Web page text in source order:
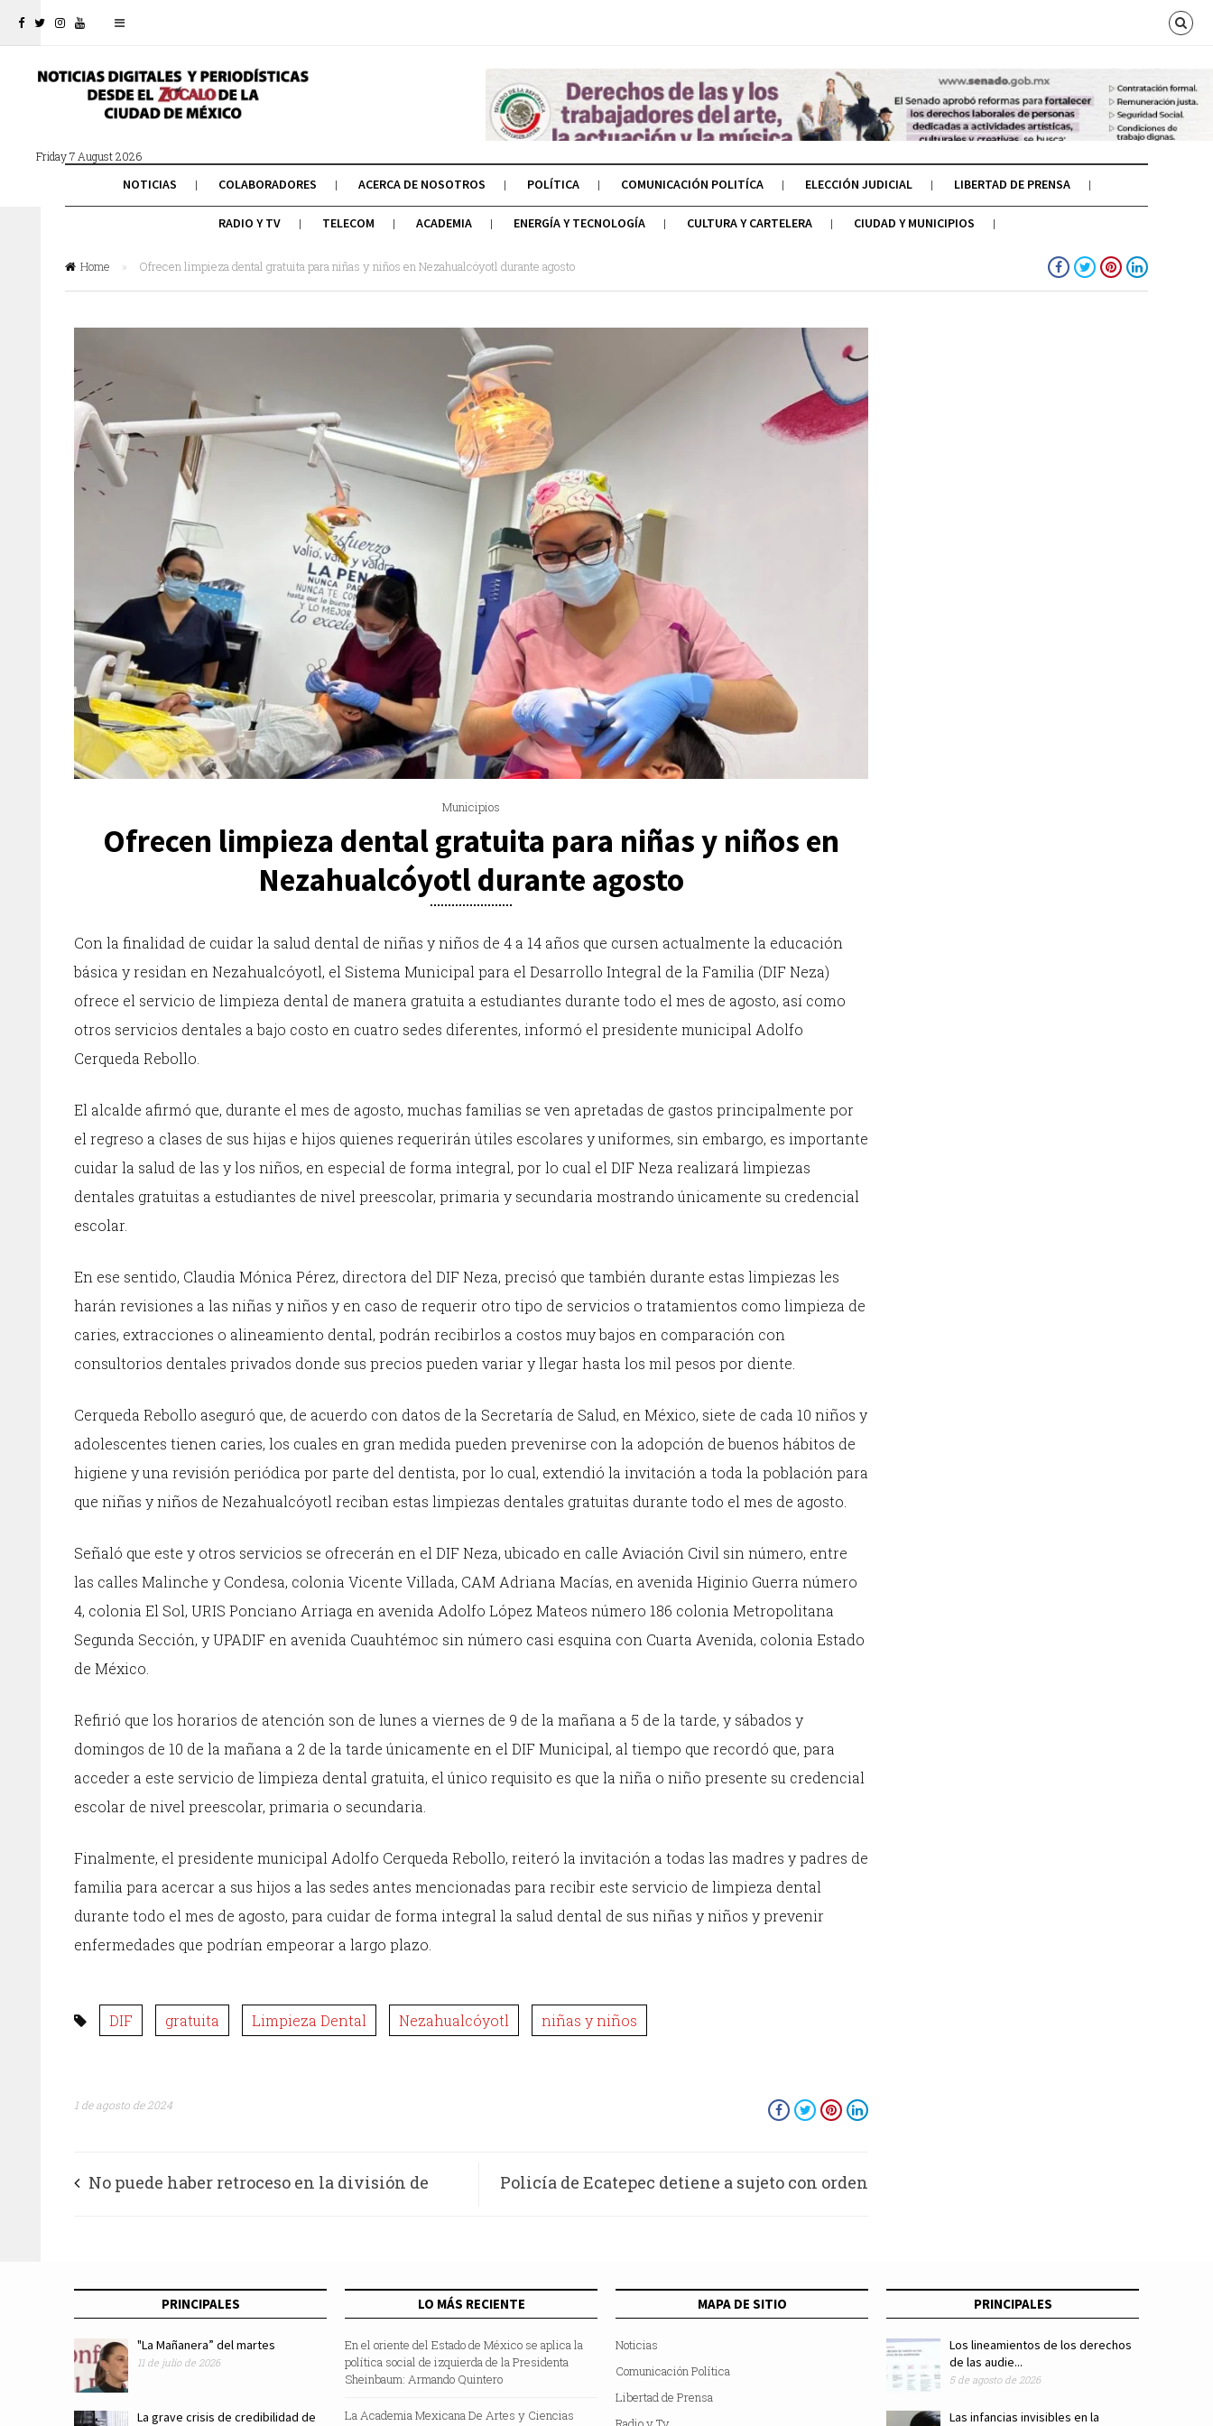
Friday 7 August 2026
NOTICIAS COLABORADORES ACERCA DE NOSOTROS POLÍTICA COMUNICACIÓN POLITÍCA ELECCIÓN JUDICIAL LIBERTAD DE PRENSA
RADIO Y TV TELECOM ACADEMIA ENERGÍA Y TECNOLOGÍA CULTURA Y CARTELERA CIUDAD Y MUNICIPIOS
Home » Ofrecen limpieza dental gratuita para niñas y niños en Nezahualcóyotl durante agosto
Municipios
Ofrecen limpieza dental gratuita para niñas y niños en
Nezahualcóyotl durante agosto
Con la finalidad de cuidar la salud dental de niñas y niños de 4 a 14 años que cursen actualmente la educación
básica y residan en Nezahualcóyotl, el Sistema Municipal para el Desarrollo Integral de la Familia (DIF Neza)
ofrece el servicio de limpieza dental de manera gratuita a estudiantes durante todo el mes de agosto, así como
otros servicios dentales a bajo costo en cuatro sedes diferentes, informó el presidente municipal Adolfo
Cerqueda Rebollo.
El alcalde afirmó que, durante el mes de agosto, muchas familias se ven apretadas de gastos principalmente por
el regreso a clases de sus hijas e hijos quienes requerirán útiles escolares y uniformes, sin embargo, es importante
cuidar la salud de las y los niños, en especial de forma integral, por lo cual el DIF Neza realizará limpiezas
dentales gratuitas a estudiantes de nivel preescolar, primaria y secundaria mostrando únicamente su credencial
escolar.
En ese sentido, Claudia Mónica Pérez, directora del DIF Neza, precisó que también durante estas limpiezas les
harán revisiones a las niñas y niños y en caso de requerir otro tipo de servicios o tratamientos como limpieza de
caries, extracciones o alineamiento dental, podrán recibirlos a costos muy bajos en comparación con
consultorios dentales privados donde sus precios pueden variar y llegar hasta los mil pesos por diente.
Cerqueda Rebollo aseguró que, de acuerdo con datos de la Secretaría de Salud, en México, siete de cada 10 niños y
adolescentes tienen caries, los cuales en gran medida pueden prevenirse con la adopción de buenos hábitos de
higiene y una revisión periódica por parte del dentista, por lo cual, extendió la invitación a toda la población para
que niñas y niños de Nezahualcóyotl reciban estas limpiezas dentales gratuitas durante todo el mes de agosto.
Señaló que este y otros servicios se ofrecerán en el DIF Neza, ubicado en calle Aviación Civil sin número, entre
las calles Malinche y Condesa, colonia Vicente Villada, CAM Adriana Macías, en avenida Higinio Guerra número
4, colonia El Sol, URIS Ponciano Arriaga en avenida Adolfo López Mateos número 186 colonia Metropolitana
Segunda Sección, y UPADIF en avenida Cuauhtémoc sin número casi esquina con Cuarta Avenida, colonia Estado
de México.
Refirió que los horarios de atención son de lunes a viernes de 9 de la mañana a 5 de la tarde, y sábados y
domingos de 10 de la mañana a 2 de la tarde únicamente en el DIF Municipal, al tiempo que recordó que, para
acceder a este servicio de limpieza dental gratuita, el único requisito es que la niña o niño presente su credencial
escolar de nivel preescolar, primaria o secundaria.
Finalmente, el presidente municipal Adolfo Cerqueda Rebollo, reiteró la invitación a todas las madres y padres de
familia para acercar a sus hijos a las sedes antes mencionadas para recibir este servicio de limpieza dental
durante todo el mes de agosto, para cuidar de forma integral la salud dental de sus niñas y niños y prevenir
enfermedades que podrían empeorar a largo plazo.
DIF gratuita Limpieza Dental Nezahualcóyotl niñas y niños
1 de agosto de 2024
No puede haber retroceso en la división de Policía de Ecatepec detiene a sujeto con orden
PRINCIPALES
"La Mañanera” del martes
11 de julio de 2026
La grave crisis de credibilidad de
LO MÁS RECIENTE
En el oriente del Estado de México se aplica la
política social de izquierda de la Presidenta
Sheinbaum: Armando Quintero
La Academia Mexicana De Artes y Ciencias
MAPA DE SITIO
Noticias
Comunicación Política
Libertad de Prensa
PRINCIPALES
Los lineamientos de los derechos
de las audie...
5 de agosto de 2026
Las infancias invisibles en la